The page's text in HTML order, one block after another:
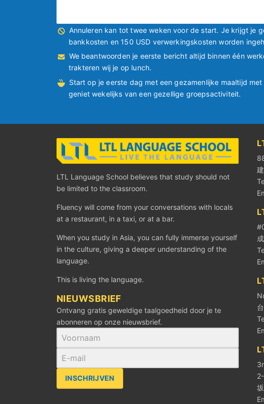
Annuleren kan tot twee weken voor de start. Je krijgt je
bankkosten en 150 USD verwerkingskosten worden
We beantwoorden je eerste bericht altijd binnen één
trakteren wij je op lunch.
Start op je eerste dag met een gezamenlijke maaltijd
geniet wekelijks van een gezellige groepsactiviteit.
LTL Language School believes that study should not
be limited to the classroom.
Fluency will come from your conversations with locals
at a restaurant, in a taxi, or at a bar.
When you study in Asia, you can fully immerse yourself
in the culture, giving a deeper understanding of the
language.
This is living the language.
NIEUWSBRIEF
Ontvang gratis geweldige taalgoedheid door je te
abonneren op onze nieuwsbrief.
INSCHRIJVEN